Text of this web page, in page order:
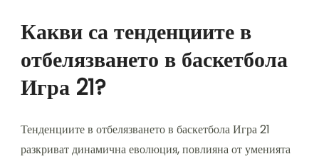
Какви са тенденциите в
отбелязването в баскетбола
Игра 21?
Тенденциите в отбелязването в баскетбола Игра 21
разкриват динамична еволюция, повлияна от уменията